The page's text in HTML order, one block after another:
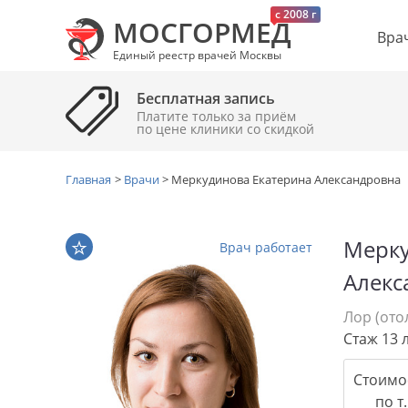
c 2008 г
МОСГОРМЕД
Единый реестр врачей Москвы
Бесплатная запись
Платите только за приём
по цене клиники cо скидкой
Главная > Врачи> Меркудинова Екатерина Александровна
Врач работает
Лор
Стаж 13
по т.